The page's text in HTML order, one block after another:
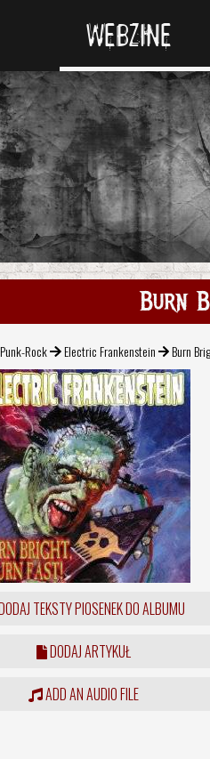
WEBZINE
Burn
Punk-Rock Electric Frankenstein Burn
TEKSTY PIOSENEK DO ALBUMU
DODAJ ARTYKUŁ
ADD AN AUDIO FILE